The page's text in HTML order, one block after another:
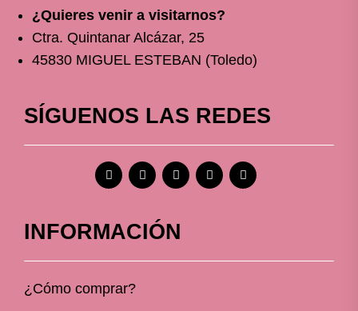
¿Quieres venir a visitarnos?
Ctra. Quintanar Alcázar, 25
45830 MIGUEL ESTEBAN (Toledo)
SÍGUENOS LAS REDES
INFORMACIÓN
¿Cómo comprar?